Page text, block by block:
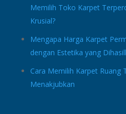
Memilih Toko Karpet
Krusial?
Mengapa Harga Karpet
dengan Estetika yang
Cara Memilih Karpet Ruang
Menakjubkan